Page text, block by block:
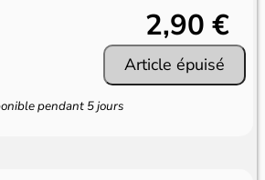
2,90 €
Article épuisé
pendant 5 jours